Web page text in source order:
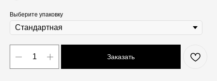
Выберите упаковку
Заказать